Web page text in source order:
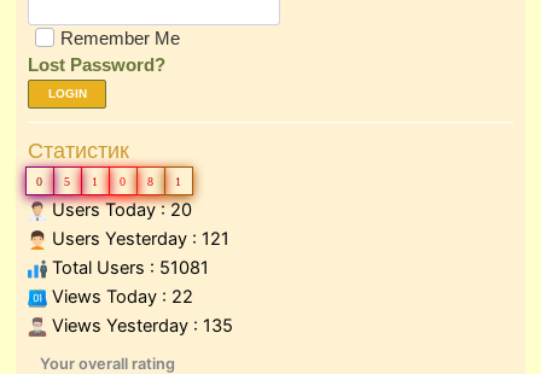
Remember Me
Lost Password?
LOGIN
Статистик
0 5 1 0 8 1
Users Today : 20
Users Yesterday : 121
Total Users : 51081
Views Today : 22
Views Yesterday : 135
Your overall rating